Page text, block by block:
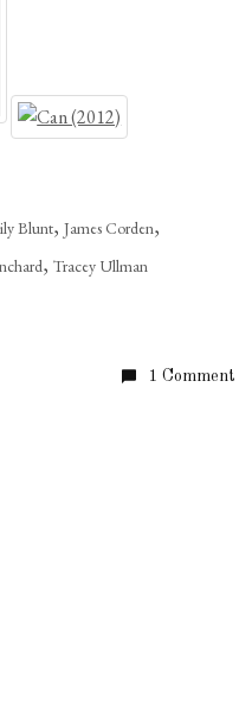
Blunt,James Corden,
,Tracey Ullman
1 Comment